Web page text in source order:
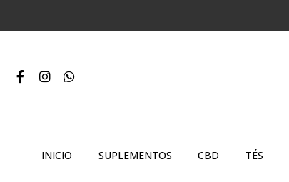
INICIO SUPLEMENTOS CBD TÉS